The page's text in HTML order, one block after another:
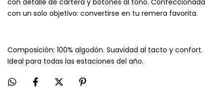
con detalle de cartera y botones al tono. Confeccionada
con un solo objetivo: convertirse en tu remera favorita.
Composición: 100% algodón. Suavidad al tacto y confort.
Ideal para todas las estaciones del año.